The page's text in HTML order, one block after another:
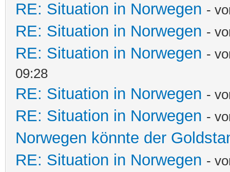
RE: Situation in Norwegen -
RE: Situation in Norwegen -
RE: Situation in Norwegen -
09:28
RE: Situation in Norwegen -
RE: Situation in Norwegen -
Norwegen könnte der
RE: Situation in Norwegen -